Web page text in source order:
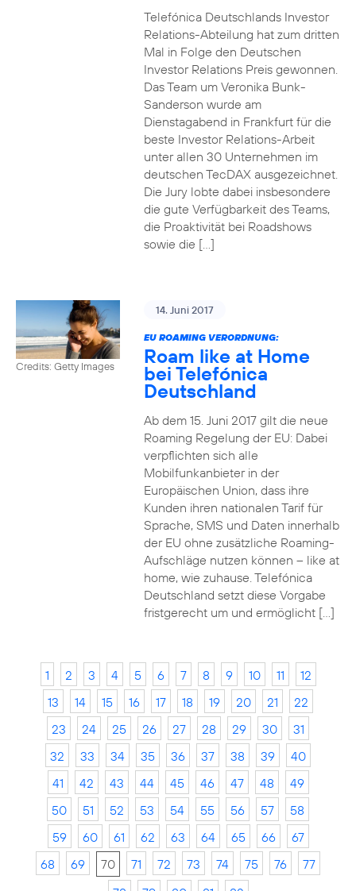
Telefónica Deutschlands Investor
Relations-Abteilung hat zum dritten
Mal in Folge den Deutschen
Investor Relations Preis gewonnen.
Das Team um Veronika Bunk-
Sanderson wurde am
Dienstagabend in Frankfurt für die
beste Investor Relations-Arbeit
unter allen 30 Unternehmen im
deutschen TecDAX ausgezeichnet.
Die Jury lobte dabei insbesondere
die gute Verfügbarkeit des Teams,
die Proaktivität bei Roadshows
sowie die […]
Credits: Getty Images
14. Juni 2017
EU ROAMING VERORDNUNG:
Roam like at Home
bei Telefónica
Deutschland
Ab dem 15. Juni 2017 gilt die neue
Roaming Regelung der EU: Dabei
verpflichten sich alle
Mobilfunkanbieter in der
Europäischen Union, dass ihre
Kunden ihren nationalen Tarif für
Sprache, SMS und Daten innerhalb
der EU ohne zusätzliche Roaming-
Aufschläge nutzen können – like at
home, wie zuhause. Telefónica
Deutschland setzt diese Vorgabe
fristgerecht um und ermöglicht […]
1 2 3 4 5 6 7 8 9 10 11
12
13
14 15 16 17 18 19 20 21
22
23
24 25 26 27 28 29 30
31
32
33 34 35 36 37 38 39
40
41
42 43 44 45 46 47 48
49
50
51 52 53 54 55 56 57
58
59
60 61 62 63 64 65 66
67
68
69 70 71 72 73 74 75 76
77